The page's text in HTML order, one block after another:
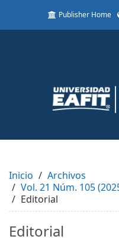
to
Content
Sidebar
Publisher Home
Inicio
Archivos
Vol. 21 Núm. 105
Editorial
Editorial